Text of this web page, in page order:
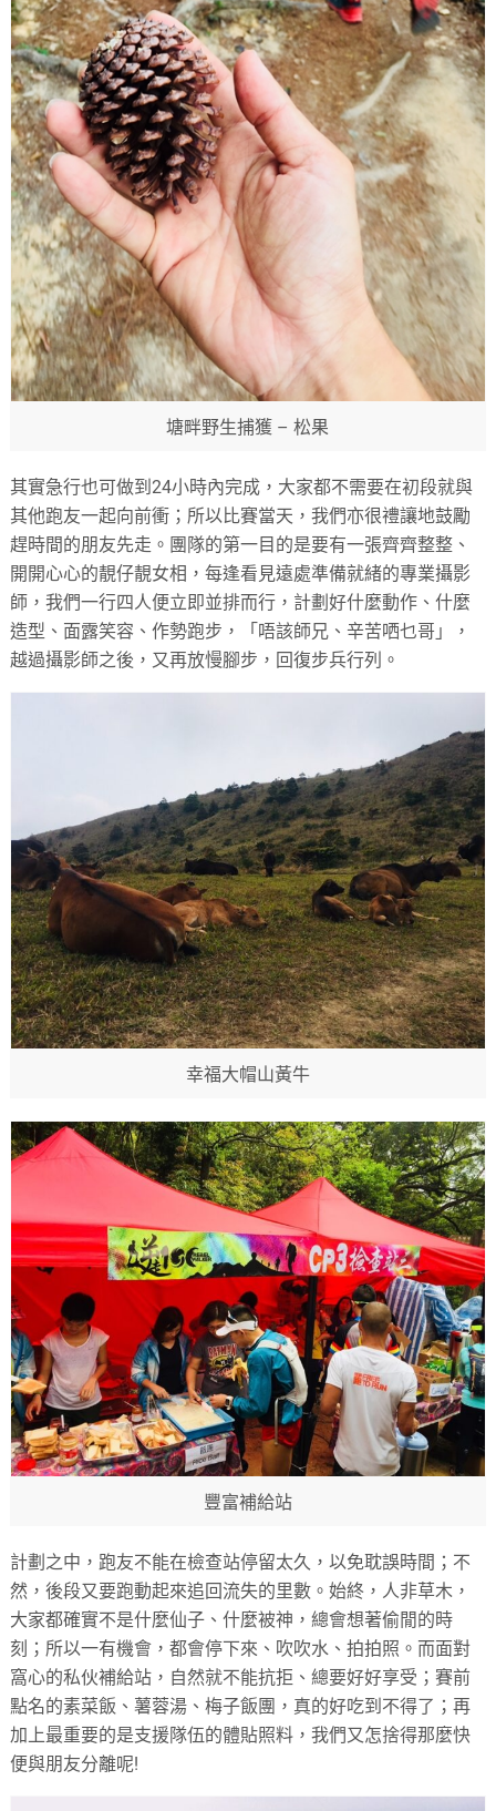
塘畔野生捕獲 – 松果
其實急行也可做到24小時內完成，大家都不需要在初段就與
其他跑友一起向前衝；所以比賽當天，我們亦很禮讓地鼓勵
趕時間的朋友先走。團隊的第一目的是要有一張齊齊整整、
開開心心的靚仔靚女相，每逢看見遠處準備就緒的專業攝影
師，我們一行四人便立即並排而行，計劃好什麼動作、什麼
造型、面露笑容、作勢跑步，「唔該師兄、辛苦哂乜哥」，
越過攝影師之後，又再放慢腳步，回復步兵行列。
幸福大帽山黃牛
豐富補給站
計劃之中，跑友不能在檢查站停留太久，以免耽誤時間；不
然，後段又要跑動起來追回流失的里數。始終，人非草木，
大家都確實不是什麼仙子、什麼被神，總會想著偷閒的時
刻；所以一有機會，都會停下來、吹吹水、拍拍照。而面對
窩心的私伙補給站，自然就不能抗拒、總要好好享受；賽前
點名的素菜飯、薯蓉湯、梅子飯團，真的好吃到不得了；再
加上最重要的是支援隊伍的體貼照料，我們又怎捨得那麼快
便與朋友分離呢!